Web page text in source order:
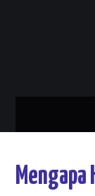
DOWNLOADS